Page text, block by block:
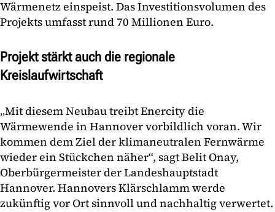
Wärmenetz einspeist. Das Investitionsvolumen des
Projekts umfasst rund 70 Millionen Euro.
Projekt stärkt auch die regionale
Kreislaufwirtschaft
„Mit diesem Neubau treibt Enercity die
Wärmewende in Hannover vorbildlich voran. Wir
kommen dem Ziel der klimaneutralen Fernwärme
wieder ein Stückchen näher“, sagt Belit Onay,
Oberbürgermeister der Landeshauptstadt
Hannover. Hannovers Klärschlamm werde
zukünftig vor Ort sinnvoll und nachhaltig verwertet.